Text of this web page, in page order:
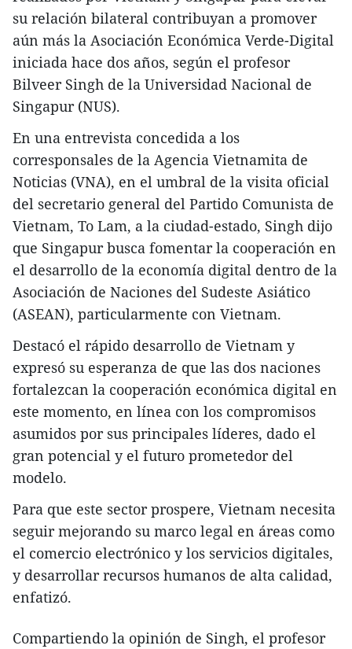
su relación bilateral contribuyan a promover
aún más la Asociación Económica Verde-Digital
iniciada hace dos años, según el profesor
Bilveer Singh de la Universidad Nacional de
Singapur (NUS).
En una entrevista concedida a los
corresponsales de la Agencia Vietnamita de
Noticias (VNA), en el umbral de la visita oficial
del secretario general del Partido Comunista de
Vietnam, To Lam, a la ciudad-estado, Singh dijo
que Singapur busca fomentar la cooperación en
el desarrollo de la economía digital dentro de la
Asociación de Naciones del Sudeste Asiático
(ASEAN), particularmente con Vietnam.
Destacó el rápido desarrollo de Vietnam y
expresó su esperanza de que las dos naciones
fortalezcan la cooperación económica digital en
este momento, en línea con los compromisos
asumidos por sus principales líderes, dado el
gran potencial y el futuro prometedor del
modelo.
Para que este sector prospere, Vietnam necesita
seguir mejorando su marco legal en áreas como
el comercio electrónico y los servicios digitales,
y desarrollar recursos humanos de alta calidad,
enfatizó.
Compartiendo la opinión de Singh, el profesor